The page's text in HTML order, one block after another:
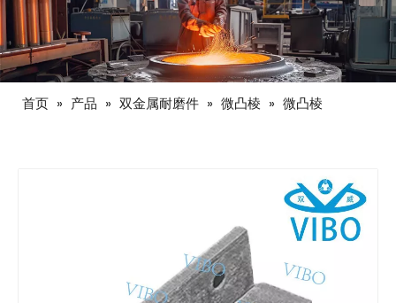
首页 » 产品 » 双金属耐磨件 » 微凸棱 » 微凸棱